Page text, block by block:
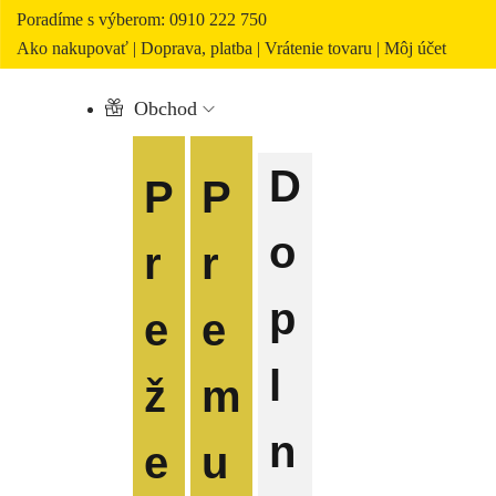
Poradíme s výberom: 0910 222 750
Ako nakupovať | Doprava, platba | Vrátenie tovaru | Môj účet
Obchod
P
r
e
ž
e
P
r
e
m
u
D
o
p
l
n